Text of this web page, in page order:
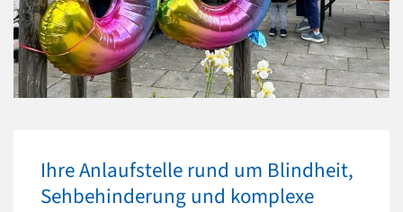
Ihre Anlaufstelle rund um Blindheit,
Sehbehinderung und komplexe